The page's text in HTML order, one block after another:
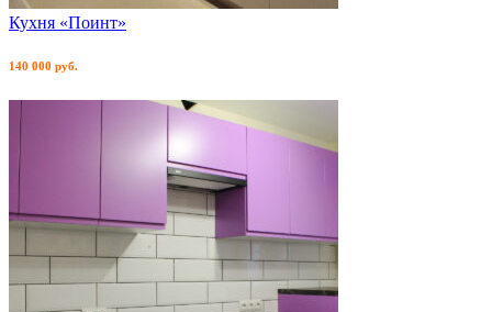
Кухня «Поинт»
140 000 руб.